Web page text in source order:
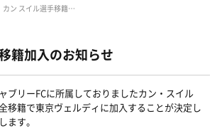
カン スイル選手移籍加入のお知らせ
籍加入のお知らせ
ブリーFCに所属しておりましたカン・スイル
移籍で東京ヴェルディに加入することが決定し
ます。